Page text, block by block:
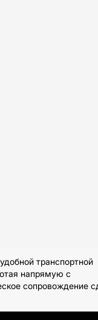
транспортной
напрямую с
сопровождение